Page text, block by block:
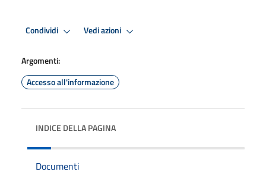
Condividi Vedi azioni
Argomenti:
Accesso all'informazione
INDICE DELLA PAGINA
Documenti